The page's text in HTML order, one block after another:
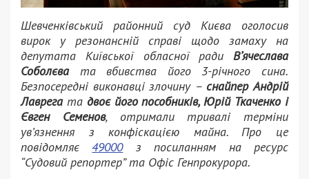
Шевченківський районний суд Києва оголосив
вирок у резонансній справі щодо замаху на
депутата Київської обласної ради Вʼячеслава
Соболєвата вбивства його 3-річного сина.
Безпосередні виконавці злочину – снайпер Андрій
Лаврегата двоє його пособників, Юрій Ткаченко і
Євген Семенов, отримали тривалі терміни
ув’язнення з конфіскацією майна. Про це
повідомляє49000з посиланням на ресурс
“Судовий репортер” та Офіс Генпрокурора.